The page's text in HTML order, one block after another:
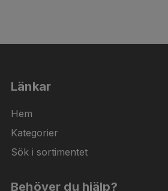
Länkar
Hem
Kategorier
Sök i sortimentet
Behöver du hjälp?